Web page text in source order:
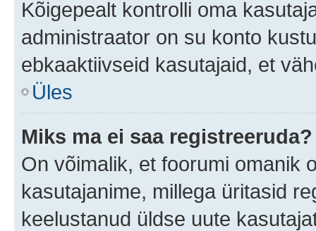
Kõigepealt kontrolli oma
administraator on su konto
ebkaaktiivseid kasutajaid, et
Üles
Miks ma ei saa registreeruda?
On võimalik, et foorumi omanik
kasutajanime, millega üritasid
keelustanud üldse uute